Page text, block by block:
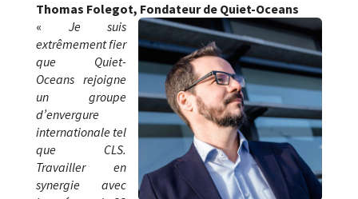
Thomas Folegot, Fondateur de Quiet-Oceans
« Je suis
extrêmement fier
que Quiet-
Oceans rejoigne
un groupe
d’envergure
internationale tel
que CLS.
Travailler en
synergie avec